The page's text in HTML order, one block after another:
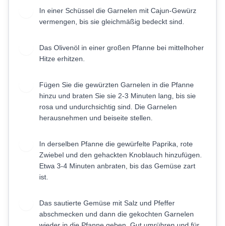
In einer Schüssel die Garnelen mit Cajun-Gewürz
vermengen, bis sie gleichmäßig bedeckt sind.
Das Olivenöl in einer großen Pfanne bei mittelhoher
Hitze erhitzen.
Fügen Sie die gewürzten Garnelen in die Pfanne
hinzu und braten Sie sie 2-3 Minuten lang, bis sie
rosa und undurchsichtig sind. Die Garnelen
herausnehmen und beiseite stellen.
In derselben Pfanne die gewürfelte Paprika, rote
Zwiebel und den gehackten Knoblauch hinzufügen.
Etwa 3-4 Minuten anbraten, bis das Gemüse zart
ist.
Das sautierte Gemüse mit Salz und Pfeffer
abschmecken und dann die gekochten Garnelen